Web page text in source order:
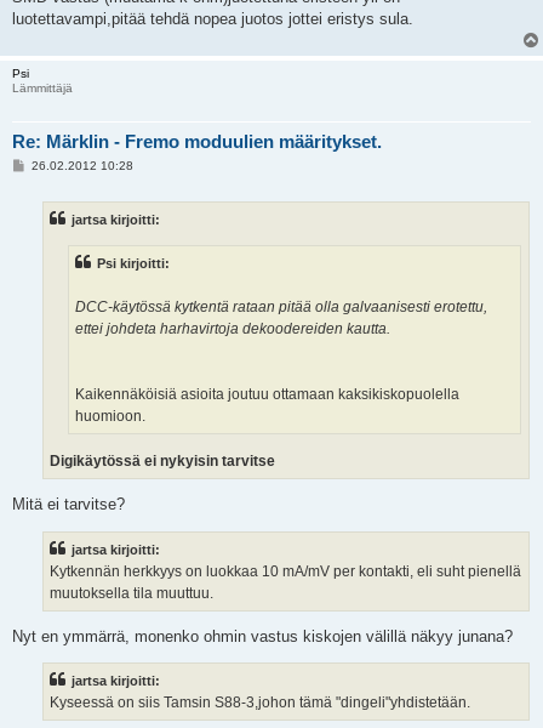
luotettavampi,pitää tehdä nopea juotos jottei eristys sula.
Psi
Lämmittäjä
Re: Märklin - Fremo moduulien määritykset.
V26.02.2012 10:28
jartsa kirjoitti:
Psi kirjoitti:
DCC-käytössä kytkentä rataan pitää olla galvaanisesti erotettu,
ettei johdeta harhavirtoja dekoodereiden kautta.
Kaikennäköisiä asioita joutuu ottamaan kaksikiskopuolella
huomioon.
Digikäytössä ei nykyisin tarvitse
Mitä ei tarvitse?
jartsa kirjoitti:
Kytkennän herkkyys on luokkaa 10 mA/mV per kontakti, eli suht pienellä
muutoksella tila muuttuu.
Nyt en ymmärrä, monenko ohmin vastus kiskojen välillä näkyy junana?
jartsa kirjoitti:
Kyseessä on siis Tamsin S88-3,johon tämä "dingeli"yhdistetään.